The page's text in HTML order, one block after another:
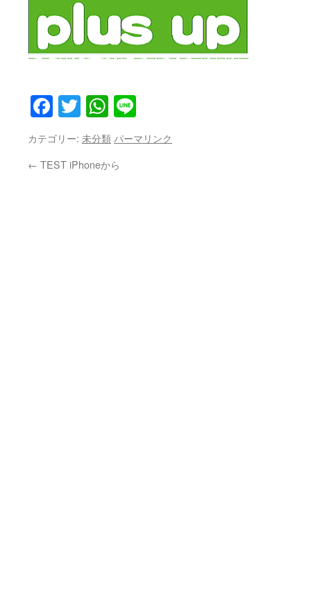
Facebook
TwitterWhatsApp
カテゴリー: 未分類パーマリンク
← TEST iPhoneから